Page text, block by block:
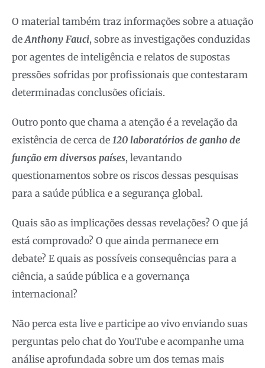
O material também traz informações sobre a atuação
de Anthony Fauci, sobre as investigações conduzidas
por agentes de inteligência e relatos de supostas
pressões sofridas por profissionais que contestaram
determinadas conclusões oficiais.
Outro ponto que chama a atenção é a revelação da
existência de cerca de 120 laboratórios de ganho de
função em diversos países, levantando
questionamentos sobre os riscos dessas pesquisas
para a saúde pública e a segurança global.
Quais são as implicações dessas revelações? O que já
está comprovado? O que ainda permanece em
debate? E quais as possíveis consequências para a
ciência, a saúde pública e a governança
internacional?
Não perca esta live e participe ao vivo enviando suas
perguntas pelo chat do YouTube e acompanhe uma
análise aprofundada sobre um dos temas mais